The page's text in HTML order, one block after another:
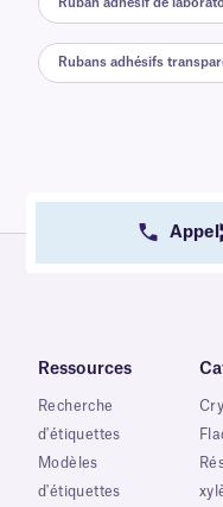
Ruban adhésif de
Rubans adhésifs
Appel
Ressources
Recherche
d'étiquettes
Modèles
d'étiquettes